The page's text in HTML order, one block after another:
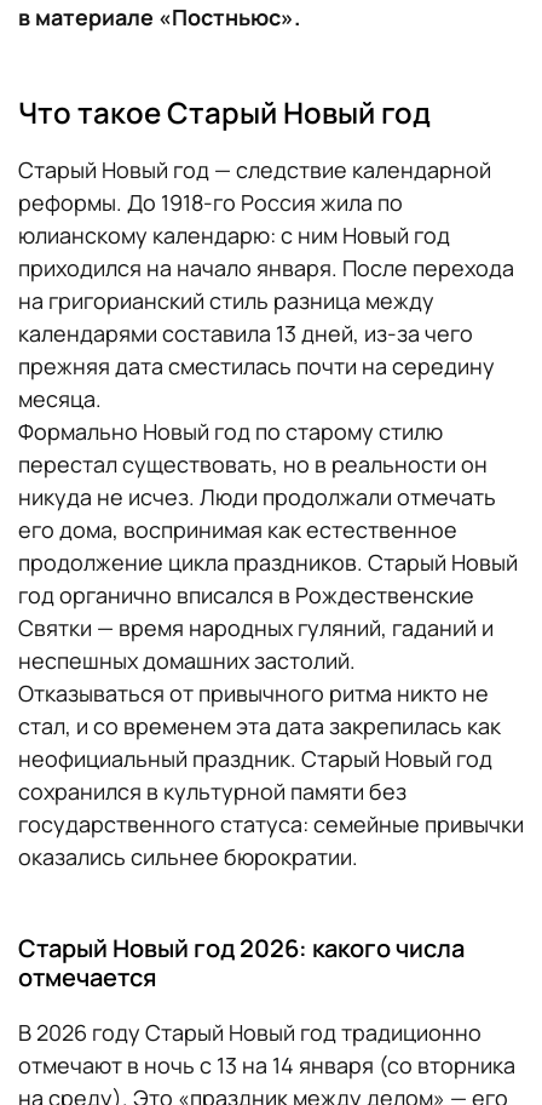
в материале «Постньюс».
Что такое Старый Новый год
Старый Новый год — следствие календарной
реформы. До 1918-го Россия жила по
юлианскому календарю: с ним Новый год
приходился на начало января. После перехода
на григорианский стиль разница между
календарями составила 13 дней, из-за чего
прежняя дата сместилась почти на середину
месяца.
Формально Новый год по старому стилю
перестал существовать, но в реальности он
никуда не исчез. Люди продолжали отмечать
его дома, воспринимая как естественное
продолжение цикла праздников. Старый Новый
год органично вписался в Рождественские
Святки — время народных гуляний, гаданий и
неспешных домашних застолий.
Отказываться от привычного ритма никто не
стал, и со временем эта дата закрепилась как
неофициальный праздник. Старый Новый год
сохранился в культурной памяти без
государственного статуса: семейные привычки
оказались сильнее бюрократии.
Старый Новый год 2026: какого числа
отмечается
В 2026 году Старый Новый год традиционно
отмечают в ночь с 13 на 14 января (со вторника
на среду). Это «праздник между делом» — его